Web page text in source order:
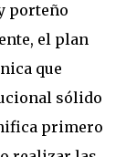
porteño
el plan
que
sólido
primero